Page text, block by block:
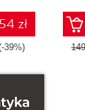
zł
39%)